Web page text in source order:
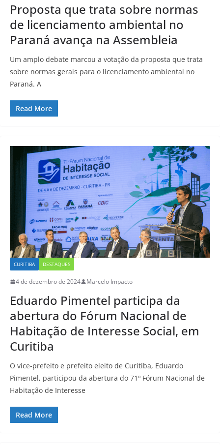
Proposta que trata sobre normas
de licenciamento ambiental no
Paraná avança na Assembleia
Um amplo debate marcou a votação da proposta que trata
sobre normas gerais para o licenciamento ambiental no
Paraná. A
Read More
CURITIBA DESTAQUES
4 de dezembro de 2024 Marcelo Impacto
Eduardo Pimentel participa da
abertura do Fórum Nacional de
Habitação de Interesse Social, em
Curitiba
O vice-prefeito e prefeito eleito de Curitiba, Eduardo
Pimentel, participou da abertura do 71º Fórum Nacional de
Habitação de Interesse
Read More